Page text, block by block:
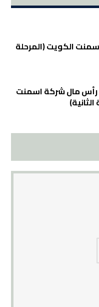
الكويت (المرحلة
رأس مال شركة اسمنت